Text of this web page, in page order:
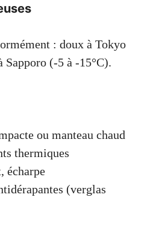
: doux à Tokyo
Sapporo (-5 à -15°C).
ou manteau chaud
thermiques
écharpe
(verglas